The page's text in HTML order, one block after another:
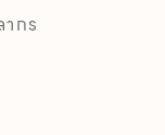
กร